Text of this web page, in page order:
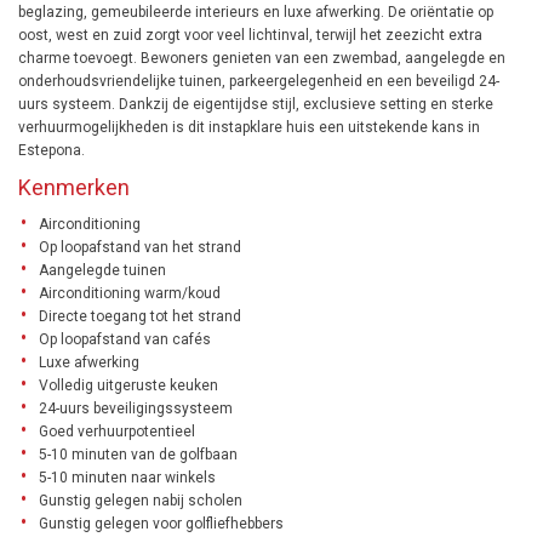
beglazing, gemeubileerde interieurs en luxe afwerking. De oriëntatie op
oost, west en zuid zorgt voor veel lichtinval, terwijl het zeezicht extra
charme toevoegt. Bewoners genieten van een zwembad, aangelegde en
onderhoudsvriendelijke tuinen, parkeergelegenheid en een beveiligd 24-
uurs systeem. Dankzij de eigentijdse stijl, exclusieve setting en sterke
verhuurmogelijkheden is dit instapklare huis een uitstekende kans in
Estepona.
Kenmerken
Airconditioning
Op loopafstand van het strand
Aangelegde tuinen
Airconditioning warm/koud
Directe toegang tot het strand
Op loopafstand van cafés
Luxe afwerking
Volledig uitgeruste keuken
24-uurs beveiligingssysteem
Goed verhuurpotentieel
5-10 minuten van de golfbaan
5-10 minuten naar winkels
Gunstig gelegen nabij scholen
Gunstig gelegen voor golfliefhebbers